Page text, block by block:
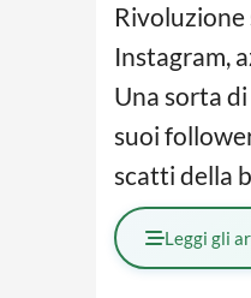
Rivoluzione
Instagram,
Una sorta
suoi
scatti della
Leggi gli